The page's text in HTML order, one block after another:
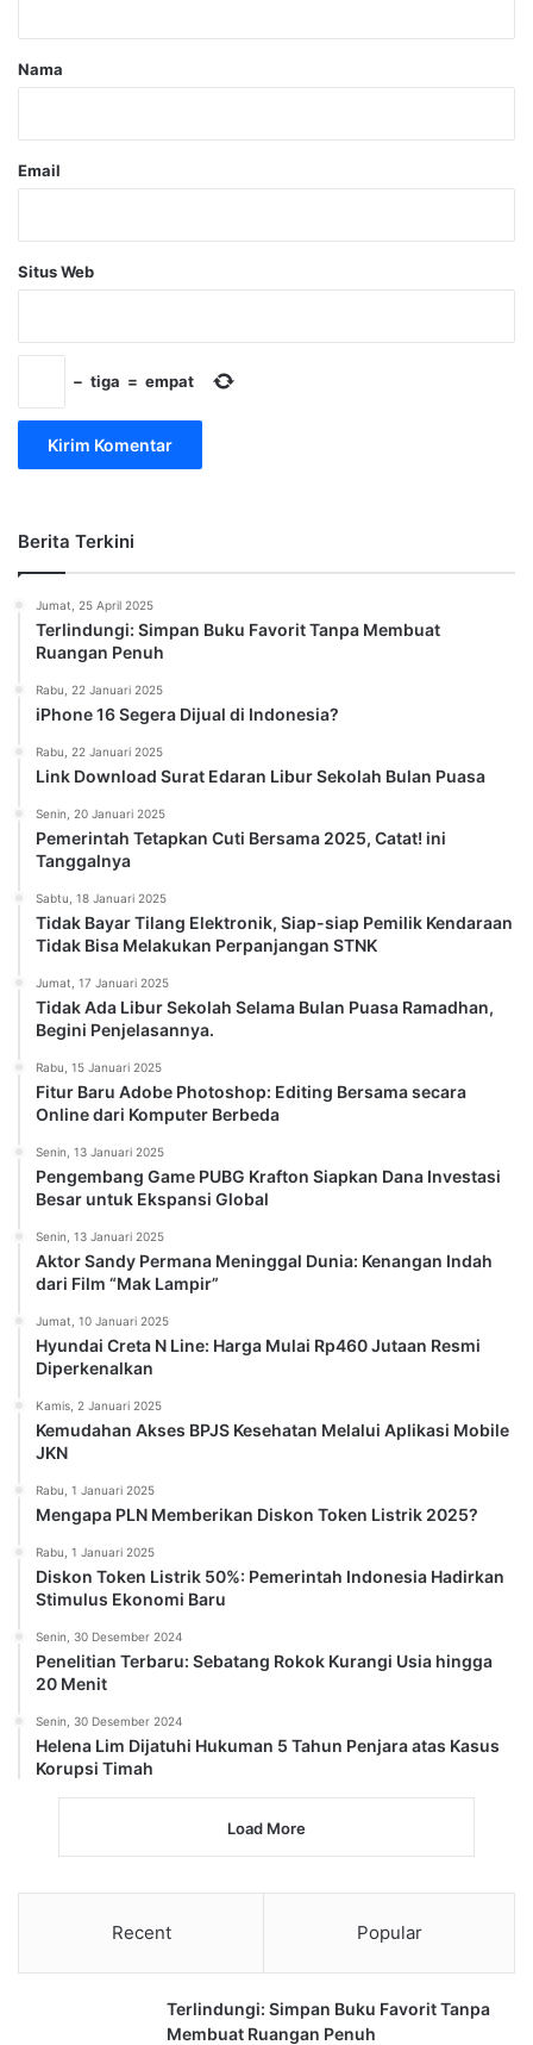
rNama
Email
Situs Web
− tiga = empat
Berita Terkini
Jumat, 25 April 2025
Terlindungi: Simpan Buku Favorit Tanpa Membuat
Ruangan Penuh
Rabu, 22 Januari 2025
iPhone 16 Segera Dijual di Indonesia?
Rabu, 22 Januari 2025
Link Download Surat Edaran Libur Sekolah Bulan Puasa
Senin, 20 Januari 2025
Pemerintah Tetapkan Cuti Bersama 2025, Catat! ini
Tanggalnya
Sabtu, 18 Januari 2025
Tidak Bayar Tilang Elektronik, Siap-siap Pemilik Kendaraan
Tidak Bisa Melakukan Perpanjangan STNK
Jumat, 17 Januari 2025
Tidak Ada Libur Sekolah Selama Bulan Puasa Ramadhan,
Begini Penjelasannya.
Rabu, 15 Januari 2025
Fitur Baru Adobe Photoshop: Editing Bersama secara
Online dari Komputer Berbeda
Senin, 13 Januari 2025
Pengembang Game PUBG Krafton Siapkan Dana Investasi
Besar untuk Ekspansi Global
Senin, 13 Januari 2025
Aktor Sandy Permana Meninggal Dunia: Kenangan Indah
dari Film “Mak Lampir”
Jumat, 10 Januari 2025
Hyundai Creta N Line: Harga Mulai Rp460 Jutaan Resmi
Diperkenalkan
Kamis, 2 Januari 2025
Kemudahan Akses BPJS Kesehatan Melalui Aplikasi Mobile
JKN
Rabu, 1 Januari 2025
Mengapa PLN Memberikan Diskon Token Listrik 2025?
Rabu, 1 Januari 2025
Diskon Token Listrik 50%: Pemerintah Indonesia Hadirkan
Stimulus Ekonomi Baru
Senin, 30 Desember 2024
Penelitian Terbaru: Sebatang Rokok Kurangi Usia hingga
20 Menit
Senin, 30 Desember 2024
Helena Lim Dijatuhi Hukuman 5 Tahun Penjara atas Kasus
Korupsi Timah
Load More
Recent Popular
Terlindungi: Simpan Buku Favorit Tanpa
Membuat Ruangan Penuh